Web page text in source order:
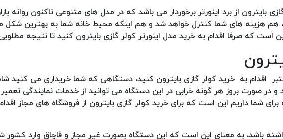
بایترون از برد اینورتر برخوردار می باشد که در مدل های متنوعی تاکنون روانه
هم هزینه های شما کنترل خواهد شد و هم اینکه محیط خانه شما به بهترین
است که صرفا اقدام به خرید مدل اینورتر کولر گازی بایترون کنید تا نتیجه
اقدام به خرید کولر گازی بایترون کنید، دستگاهی که شما خریداری می کنید
18 ماهه می باشد و در صورت بروز هر گونه خرابی در این دستگاه می توانید از خدمات نمایندگی
شما داریم این است که برای خرید کولر گازی بایترون از فروشگاه های مجاز
باشد، به معنای این است که این دستگاه بصورت غیر مجاز و قاچاق وارد